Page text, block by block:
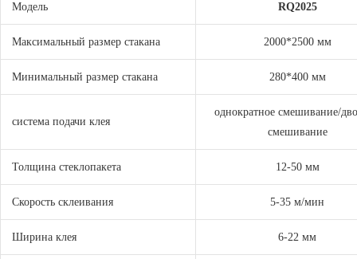
Модель RQ2025
Максимальный размер стакана 2000*2500 мм
Минимальный размер стакана 280*400 мм
система подачи клея
однократное смешивание/
смешивание
Толщина стеклопакета 12-50 мм
Скорость склеивания 5-35 м/мин
Ширина клея 6-22 мм